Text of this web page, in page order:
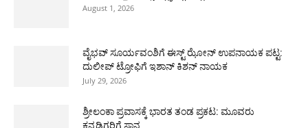
August 1, 2026
ವೈಭವ್ ಸೂರ್ಯವಂಶಿಗೆ ಈಸ್ಟ್ ಝೋನ್ ಉಪನಾಯಕ ಪಟ್ಟ:
ದುಲೀಪ್ ಟ್ರೋಫಿಗೆ ಇಶಾನ್ ಕಿಶನ್ ನಾಯಕ
July 29, 2026
ಶ್ರೀಲಂಕಾ ಪ್ರವಾಸಕ್ಕೆ ಭಾರತ ತಂಡ ಪ್ರಕಟ: ಮೂವರು
ಕನ್ನಡಿಗರಿಗೆ ಸ್ಥಾನ